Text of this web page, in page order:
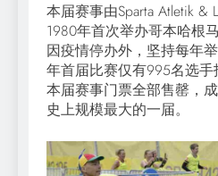
本届赛事由Sparta Atletik &
1980年首次举办哥本哈根
因疫情停办外，坚持每年
年首届比赛仅有995名选
本届赛事门票全部售罄，
史上规模最大的一届。